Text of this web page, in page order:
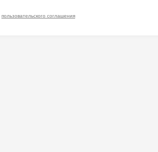
пользовательского соглашения